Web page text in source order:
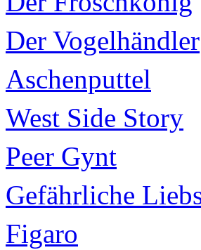
Der Vogelhändler
Aschenputtel
West Side Story
Peer Gynt
Gefährliche
Figaro